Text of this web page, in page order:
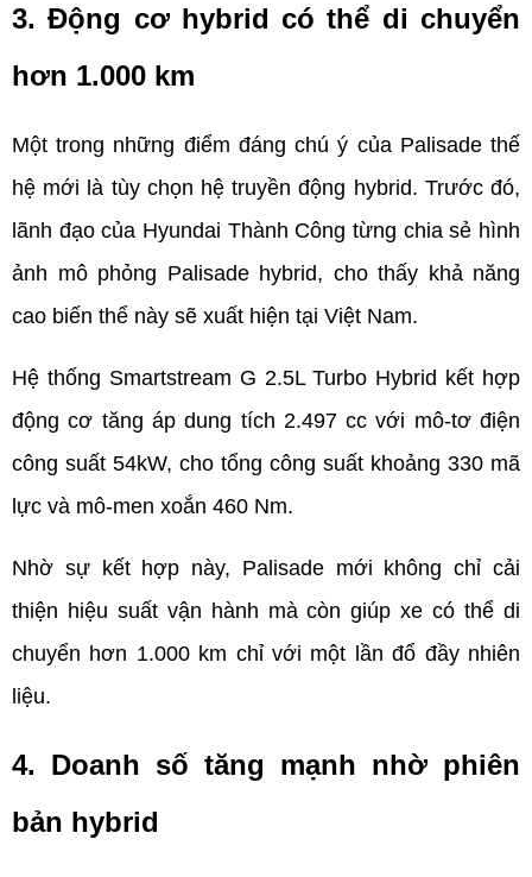
3. Động cơ hybrid có thể di chuyển
hơn 1.000 km
Một trong những điểm đáng chú ý của Palisade thế
hệ mới là tùy chọn hệ truyền động hybrid. Trước đó,
lãnh đạo của Hyundai Thành Công từng chia sẻ hình
ảnh mô phỏng Palisade hybrid, cho thấy khả năng
cao biến thể này sẽ xuất hiện tại Việt Nam.
Hệ thống Smartstream G 2.5L Turbo Hybrid kết hợp
động cơ tăng áp dung tích 2.497 cc với mô-tơ điện
công suất 54kW, cho tổng công suất khoảng 330 mã
lực và mô-men xoắn 460 Nm.
Nhờ sự kết hợp này, Palisade mới không chỉ cải
thiện hiệu suất vận hành mà còn giúp xe có thể di
chuyển hơn 1.000 km chỉ với một lần đổ đầy nhiên
liệu.
4. Doanh số tăng mạnh nhờ phiên
bản hybrid